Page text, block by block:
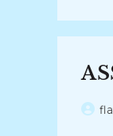
Autor